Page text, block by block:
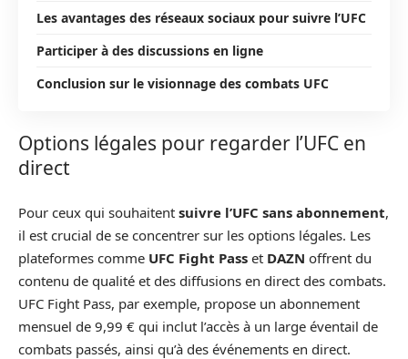
Les avantages des réseaux sociaux pour suivre l’UFC
Participer à des discussions en ligne
Conclusion sur le visionnage des combats UFC
Options légales pour regarder l’UFC en
direct
Pour ceux qui souhaitent suivre l’UFC sans abonnement,
il est crucial de se concentrer sur les options légales. Les
plateformes comme UFC Fight Pass et DAZN offrent du
contenu de qualité et des diffusions en direct des combats.
UFC Fight Pass, par exemple, propose un abonnement
mensuel de 9,99 € qui inclut l’accès à un large éventail de
combats passés, ainsi qu’à des événements en direct.